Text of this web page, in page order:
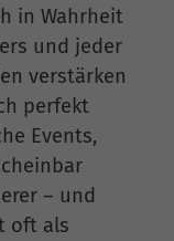
in Wahrheit
und jeder
verstärken
perfekt
Events,
– und
oft als